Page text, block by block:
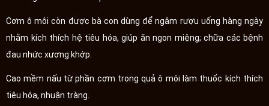
Cơm ô môi còn được bà con dùng để ngâm rượu uống hàng ngày
nhằm kích thích hệ tiêu hóa, giúp ăn ngon miệng; chữa các bệnh
đau nhức xương khớp.
Cao mềm nấu từ phần cơm trong quả ô môi làm thuốc kích thích
tiêu hóa, nhuận tràng.